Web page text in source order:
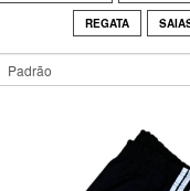
REGATA